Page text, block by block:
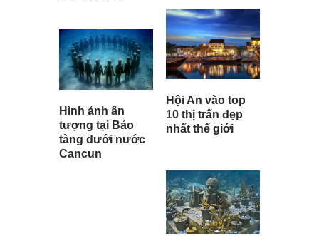
Hình ảnh ấn
tượng tại Bảo
tàng dưới nước
Cancun
Hội An vào top
10 thị trấn đẹp
nhất thế giới